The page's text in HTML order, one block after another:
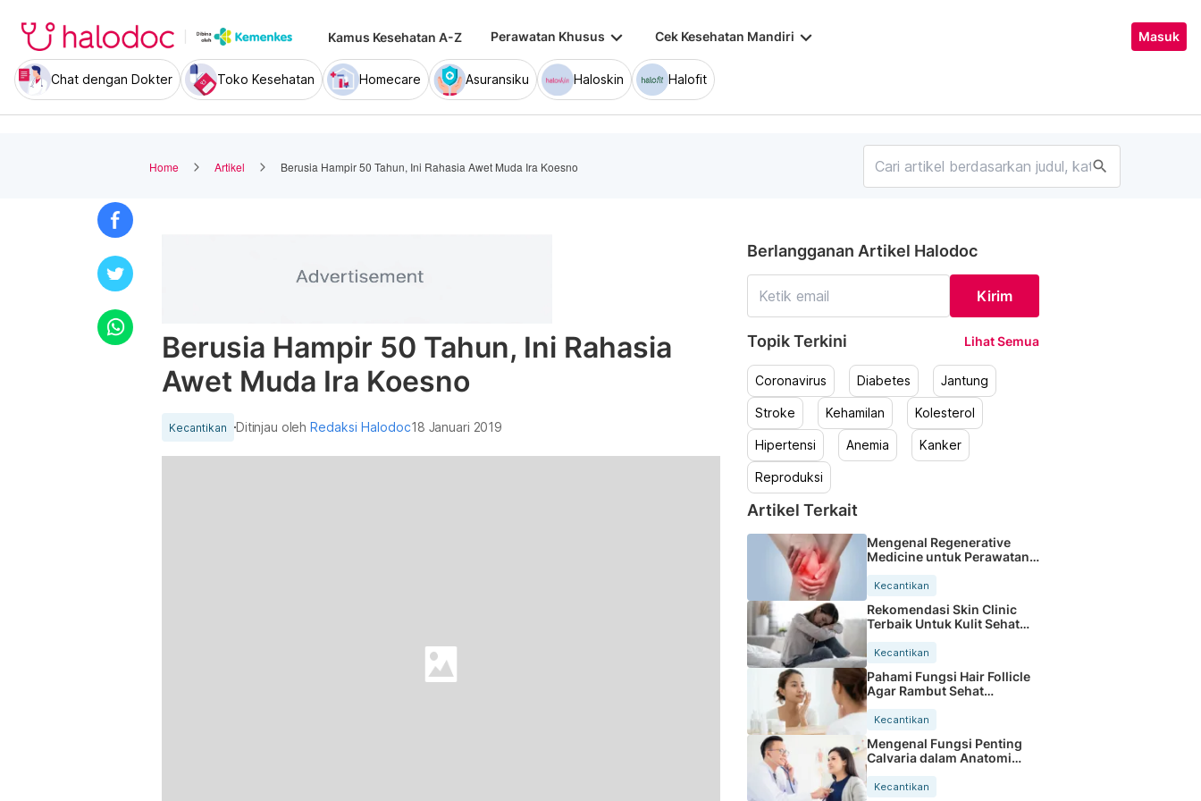
Kamus Kesehatan A-Z Perawatan Khusus keyboard_arrow_down Cek Kesehatan Mandiri keyboard_arrow_down Masuk
Chat dengan Dokter Toko Kesehatan Homecare Asuransiku Haloskin Halofit
Home Artikel Berusia Hampir 50 Tahun, Ini Rahasia Awet Muda Ira Koesno search
Berusia Hampir 50 Tahun, Ini Rahasia
Awet Muda Ira Koesno
Kecantikan Ditinjau olehRedaksi Halodoc18 Januari 2019
Berlangganan Artikel Halodoc
Kirim
Topik Terkini Lihat Semua
Coronavirus Diabetes Jantung
Stroke Kehamilan Kolesterol
Hipertensi Anemia Kanker
Reproduksi
Artikel Terkait
Mengenal Regenerative
Medicine untuk Perawatan
Kecantikan
Rekomendasi Skin Clinic
Terbaik Untuk Kulit Sehat
Kecantikan
Pahami Fungsi Hair Follicle
Agar Rambut Sehat
Maksimal
Kecantikan
Mengenal Fungsi Penting
Calvaria dalam Anatomi
Tubuh Manusia
Kecantikan